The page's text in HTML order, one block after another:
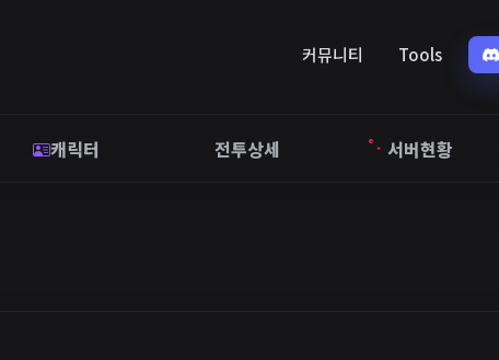
커뮤니티 Tools
캐릭터 전투상세 서버현황